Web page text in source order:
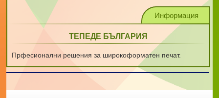
Информация
ТЕПЕДЕ БЪЛГАРИЯ
Прфесионални решения за широкоформатен печат.